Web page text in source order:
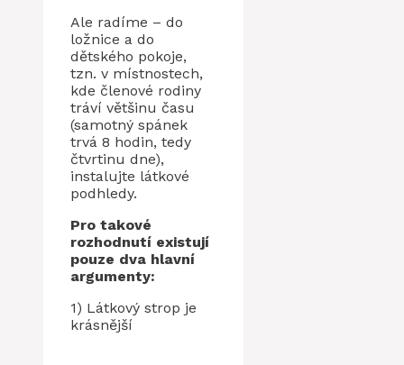
Ale radíme – do
ložnice a do
dětského pokoje,
tzn. v místnostech,
kde členové rodiny
tráví většinu času
(samotný spánek
trvá 8 hodin, tedy
čtvrtinu dne),
instalujte látkové
podhledy.
Pro takové
rozhodnutí existují
pouze dva hlavní
argumenty:
1) Látkový strop je
krásnější